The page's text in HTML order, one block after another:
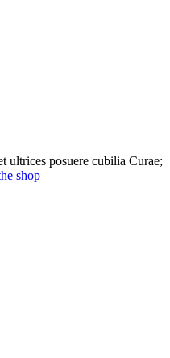
ultrices posuere cubilia Curae;
shop